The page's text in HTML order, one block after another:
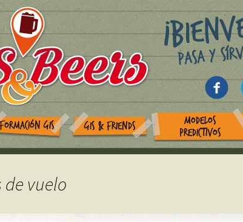
FORMACIÓN GIS GIS & FRIENDS
MODELOS
PREDICTIVOS
vuelo